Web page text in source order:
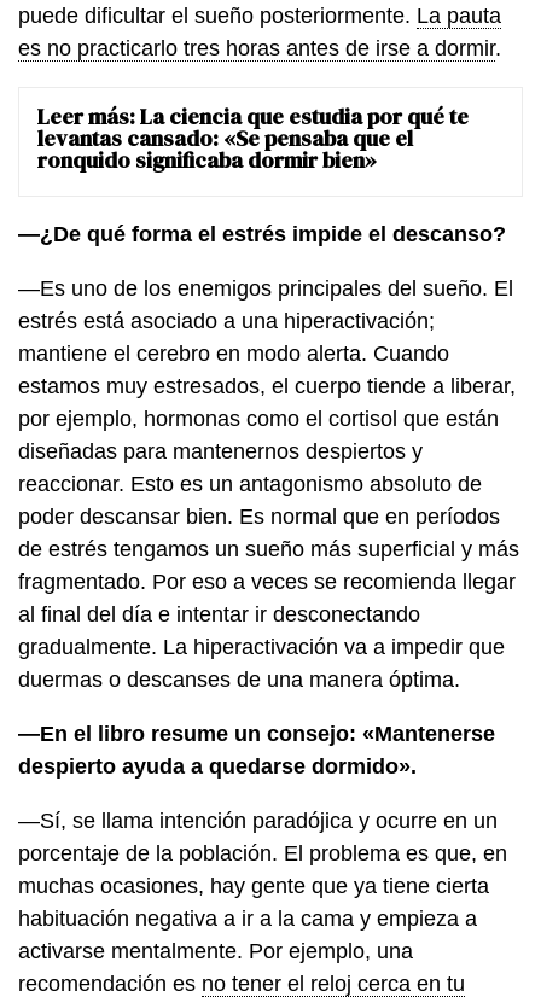
puede dificultar el sueño posteriormente. La pauta
es no practicarlo tres horas antes de irse a dormir.
Leer más:La ciencia que estudia por qué te
levantas cansado: «Se pensaba que el
ronquido significaba dormir bien»
—¿De qué forma el estrés impide el descanso?
—Es uno de los enemigos principales del sueño. El
estrés está asociado a una hiperactivación;
mantiene el cerebro en modo alerta. Cuando
estamos muy estresados, el cuerpo tiende a liberar,
por ejemplo, hormonas como el cortisol que están
diseñadas para mantenernos despiertos y
reaccionar. Esto es un antagonismo absoluto de
poder descansar bien. Es normal que en períodos
de estrés tengamos un sueño más superficial y más
fragmentado. Por eso a veces se recomienda llegar
al final del día e intentar ir desconectando
gradualmente. La hiperactivación va a impedir que
duermas o descanses de una manera óptima.
—En el libro resume un consejo: «Mantenerse
despierto ayuda a quedarse dormido».
—Sí, se llama intención paradójica y ocurre en un
porcentaje de la población. El problema es que, en
muchas ocasiones, hay gente que ya tiene cierta
habituación negativa a ir a la cama y empieza a
activarse mentalmente. Por ejemplo, una
recomendación es no tener el reloj cerca en tu